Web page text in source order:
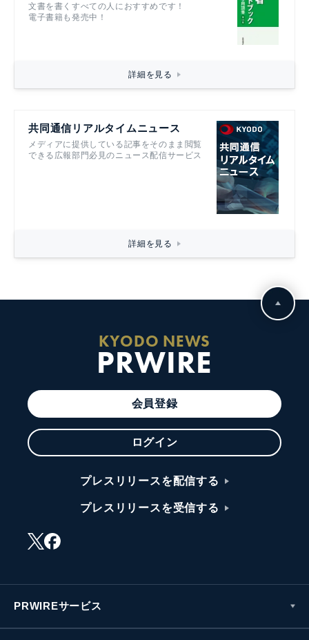
文書を書くすべての人におすすめです！
電子書籍も発売中！
詳細を見る
共同通信リアルタイムニュース
メディアに提供している記事をそのまま閲覧
できる広報部門必見のニュース配信サービス
詳細を見る
KYODO NEWS
PRWIRE
会員登録
ログイン
プレスリリースを配信する
プレスリリースを受信する
PRWIREサービス